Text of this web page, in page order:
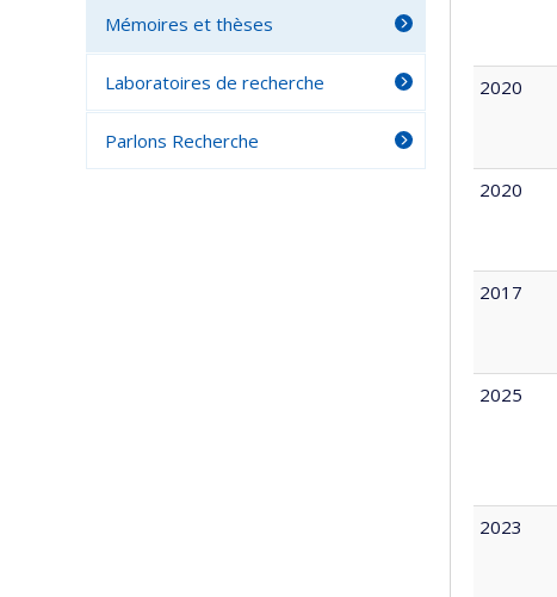
2020
2020
2017
2025
2023
Mémoires et thèses
Laboratoires de recherche
Parlons Recherche